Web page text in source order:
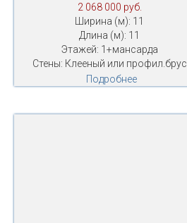
2 068 000 руб.
Ширина (м): 11
Длина (м): 11
Этажей: 1+мансарда
Стены: Клееный или профил.брус
Подробнее